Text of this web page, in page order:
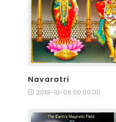
Navaratri
2019-10-06 00:00:00